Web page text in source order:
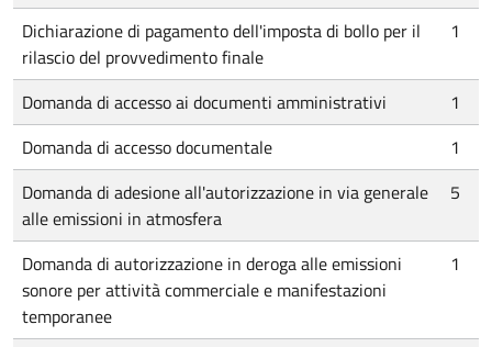
Dichiarazione di pagamento dell'imposta di bollo per il
rilascio del provvedimento finale
1
Domanda di accesso ai documenti amministrativi
1
Domanda di accesso documentale
1
Domanda di adesione all'autorizzazione in via generale
alle emissioni in atmosfera
5
Domanda di autorizzazione in deroga alle emissioni
sonore per attività commerciale e manifestazioni
temporanee
1